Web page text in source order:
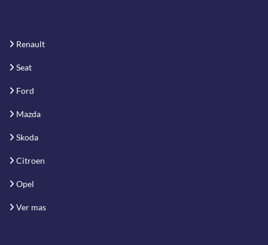
Renault
Seat
Ford
Mazda
Skoda
Citroen
Opel
Ver mas